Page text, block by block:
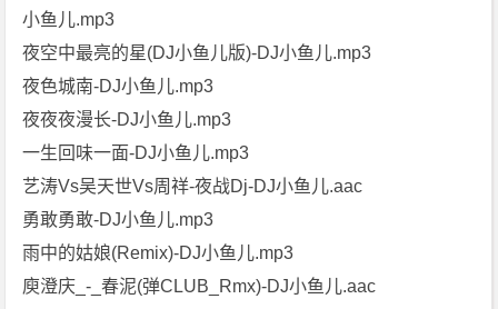
小鱼儿.mp3
夜空中最亮的星(DJ小鱼儿版)-DJ小鱼儿.mp3
夜色城南-DJ小鱼儿.mp3
夜夜夜漫长-DJ小鱼儿.mp3
一生回味一面-DJ小鱼儿.mp3
艺涛Vs吴天世Vs周祥-夜战Dj-DJ小鱼儿.aac
勇敢勇敢-DJ小鱼儿.mp3
雨中的姑娘(Remix)-DJ小鱼儿.mp3
庾澄庆_-_春泥(弹CLUB_Rmx)-DJ小鱼儿.aac